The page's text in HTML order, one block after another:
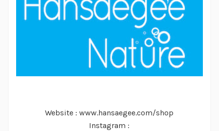
Website : www.hansaegee.com/shop
Instagram :